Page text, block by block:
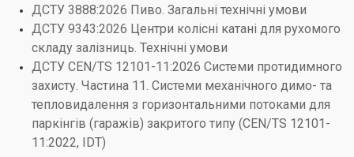
ДСТУ 3888:2026 Пиво. Загальні технічні умови
ДСТУ 9343:2026 Центри колісні катані для рухомого
складу залізниць. Технічні умови
ДСТУ CEN/TS 12101-11:2026 Системи протидимного
захисту. Частина 11. Системи механічного димо- та
тепловидалення з горизонтальними потоками для
паркінгів (гаражів) закритого типу (CEN/TS 12101-
11:2022, IDT)